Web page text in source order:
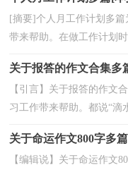
[摘要]个人月工作计划多
带来帮助。在做工作计划
关于报答的作文合集多
【引言】关于报答的作文
习工作带来帮助。都说“滴
关于命运作文800字多
【编辑说】关于命运作文